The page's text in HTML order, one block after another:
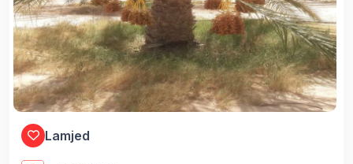
Lamjed